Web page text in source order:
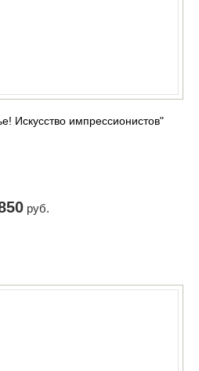
Искусство импрессионистов"
руб.